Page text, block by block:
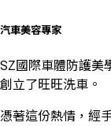
汽車美容專家
SZ國際車體防護美
創立了旺旺洗車。
憑著這份熱情，經